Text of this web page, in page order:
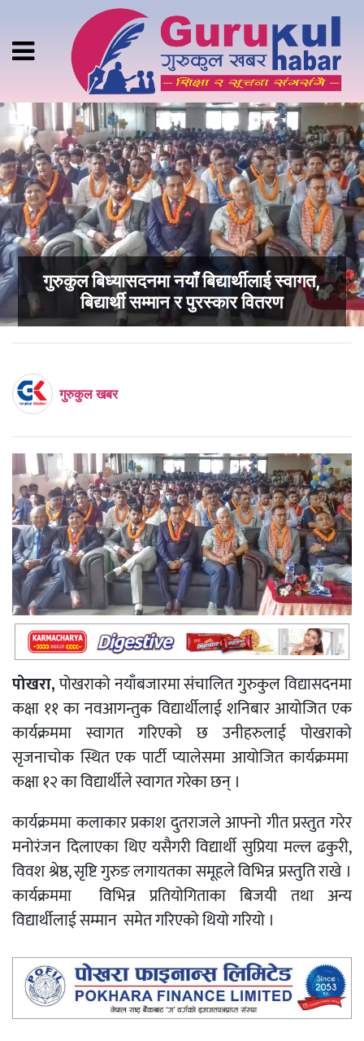
गुरुकुल बिध्यासदनमा नयाँ बिद्यार्थीलाई स्वागत,
बिद्यार्थी सम्मान र पुरस्कार वितरण
गुरुकुल खबर
पोखरा,पोखराको नयाँबजारमा संचालित गुरुकुल विद्यासदनमा
कक्षा ११ का नवआगन्तुक विद्यार्थीलाई शनिबार आयोजित एक
कार्यक्रममा स्वागत गरिएको छ उनीहरुलाई पोखराको
सृजनाचोक स्थित एक पार्टी प्यालेसमा आयोजित कार्यक्रममा
कक्षा १२ का विद्यार्थीले स्वागत गरेका छन् ।
कार्यक्रममा कलाकार प्रकाश दुतराजले आफ्नो गीत प्रस्तुत गरेर
मनोरंजन दिलाएका थिए यसैगरी विद्यार्थी सुप्रिया मल्ल ढकुरी,
विवश श्रेष्ठ, सृष्टि गुरुङ लगायतका समूहले विभिन्न प्रस्तुति राखे ।
कार्यक्रममा विभिन्न प्रतियोगिताका बिजयी तथा अन्य
विद्यार्थीलाई सम्मान समेत गरिएको थियो गरियो ।